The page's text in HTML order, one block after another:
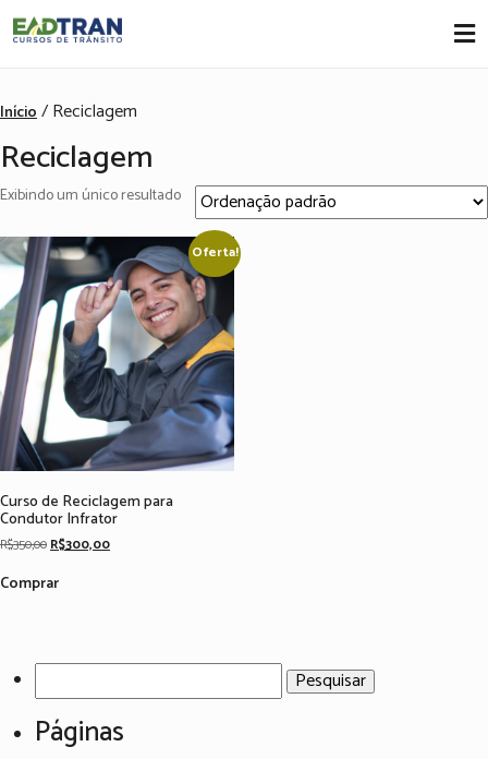
Eadtran
-
Início/ Reciclagem
Reciclagem
Exibindo um único resultado
Oferta!
Curso de Reciclagem para
Condutor Infrator
R$350,00 Original
was:
R$300,00Current
Comprar
Pesquisar
Páginas